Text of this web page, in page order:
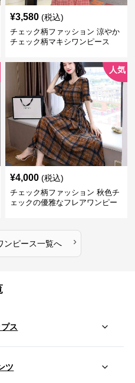
¥3,580 (税込)
チェック柄ファッション 涼やか
チェック柄マキシワンピース
人気
¥4,000 (税込)
チェック柄ファッション 秋色チ
ェックの優雅なフレアワンピー
ンピース一覧へ ›
プス
ツ